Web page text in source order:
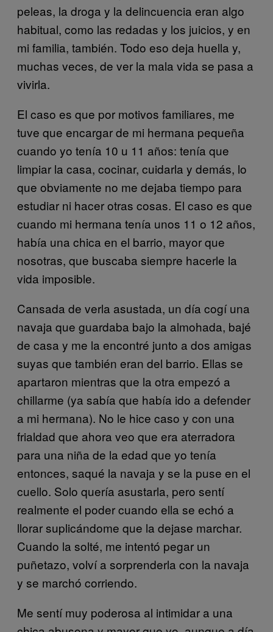
peleas, la droga y la delincuencia eran algo
habitual, como las redadas y los juicios, y en
mi familia, también. Todo eso deja huella y,
muchas veces, de ver la mala vida se pasa a
vivirla.
El caso es que por motivos familiares, me
tuve que encargar de mi hermana pequeña
cuando yo tenía 10 u 11 años: tenía que
limpiar la casa, cocinar, cuidarla y demás, lo
que obviamente no me dejaba tiempo para
estudiar ni hacer otras cosas. El caso es que
cuando mi hermana tenía unos 11 o 12 años,
había una chica en el barrio, mayor que
nosotras, que buscaba siempre hacerle la
vida imposible.
Cansada de verla asustada, un día cogí una
navaja que guardaba bajo la almohada, bajé
de casa y me la encontré junto a dos amigas
suyas que también eran del barrio. Ellas se
apartaron mientras que la otra empezó a
chillarme (ya sabía que había ido a defender
a mi hermana). No le hice caso y con una
frialdad que ahora veo que era aterradora
para una niña de la edad que yo tenía
entonces, saqué la navaja y se la puse en el
cuello. Solo quería asustarla, pero sentí
realmente el poder cuando ella se echó a
llorar suplicándome que la dejase marchar.
Cuando la solté, me intentó pegar un
puñetazo, volví a sorprenderla con la navaja
y se marchó corriendo.
Me sentí muy poderosa al intimidar a una